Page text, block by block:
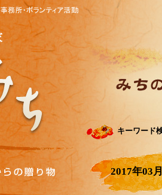
キーワード
2017年03